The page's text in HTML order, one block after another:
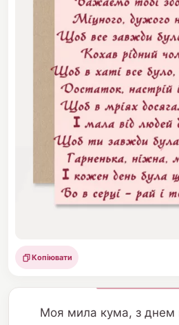
Поділитися
Копіювати
Моя мила кума, з днем